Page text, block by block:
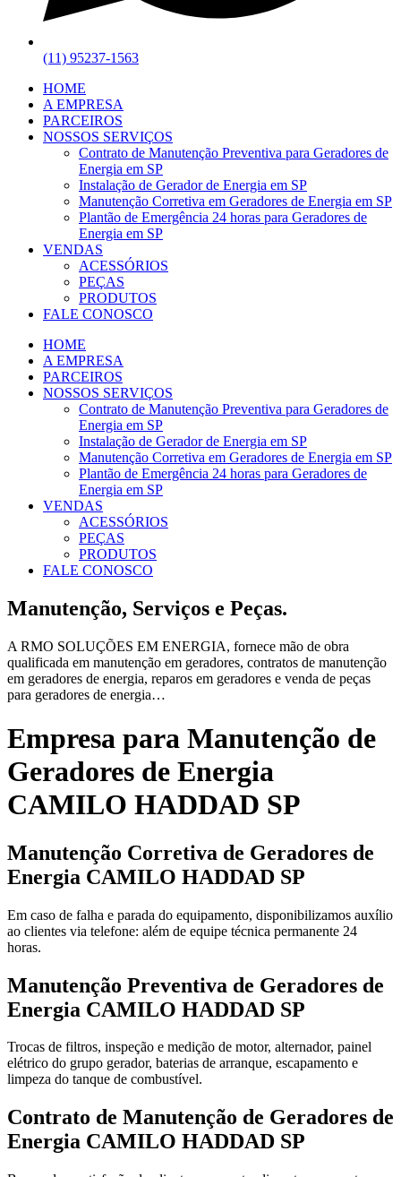
(11) 95237-1563
HOME
A EMPRESA
PARCEIROS
NOSSOS SERVIÇOS
Contrato de Manutenção Preventiva para Geradores de
Energia em SP
Instalação de Gerador de Energia em SP
Manutenção Corretiva em Geradores de Energia em SP
Plantão de Emergência 24 horas para Geradores de
Energia em SP
VENDAS
ACESSÓRIOS
PEÇAS
PRODUTOS
FALE CONOSCO
HOME
A EMPRESA
PARCEIROS
NOSSOS SERVIÇOS
Contrato de Manutenção Preventiva para Geradores de
Energia em SP
Instalação de Gerador de Energia em SP
Manutenção Corretiva em Geradores de Energia em SP
Plantão de Emergência 24 horas para Geradores de
Energia em SP
VENDAS
ACESSÓRIOS
PEÇAS
PRODUTOS
FALE CONOSCO
Manutenção, Serviços e Peças.
A RMO SOLUÇÕES EM ENERGIA, fornece mão de obra
qualificada em manutenção em geradores, contratos de manutenção
em geradores de energia, reparos em geradores e venda de peças
para geradores de energia…
Empresa para Manutenção de
Geradores de Energia
CAMILO HADDAD SP
Manutenção Corretiva de Geradores de
Energia CAMILO HADDAD SP
Em caso de falha e parada do equipamento, disponibilizamos auxílio
ao clientes via telefone: além de equipe técnica permanente 24
horas.
Manutenção Preventiva de Geradores de
Energia CAMILO HADDAD SP
Trocas de filtros, inspeção e medição de motor, alternador, painel
elétrico do grupo gerador, baterias de arranque, escapamento e
limpeza do tanque de combustível.
Contrato de Manutenção de Geradores de
Energia CAMILO HADDAD SP